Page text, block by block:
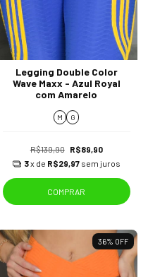
Legging Double Color
Wave Maxx - Azul Royal
com Amarelo
M G
R$139,90 R$89,90
3x de R$29,97 sem juros
COMPRAR
36% OFF